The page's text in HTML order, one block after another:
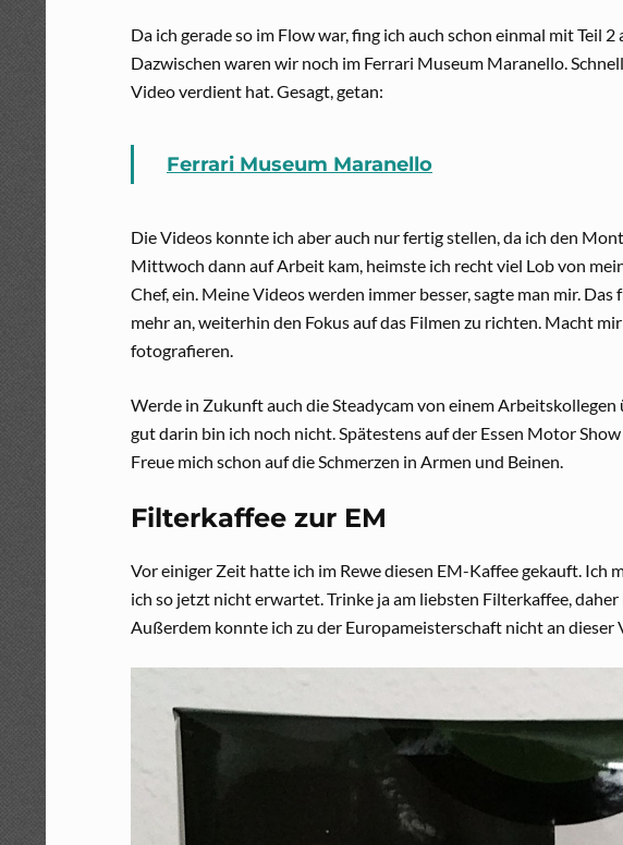
Da ich gerade so im Flow war, fing ich auch schon einmal mit Teil
Dazwischen waren wir noch im Ferrari Museum Maranello.
Video verdient hat. Gesagt, getan:
Ferrari Museum Maranello
Die Videos konnte ich aber auch nur fertig stellen, da ich den
Mittwoch dann auf Arbeit kam, heimste ich recht viel Lob von
Chef, ein. Meine Videos werden immer besser, sagte man mir.
mehr an, weiterhin den Fokus auf das Filmen zu richten. Macht
fotografieren.
Werde in Zukunft auch die Steadycam von einem
gut darin bin ich noch nicht. Spätestens auf der Essen Motor
Freue mich schon auf die Schmerzen in Armen und Beinen.
Filterkaffee zur EM
Vor einiger Zeit hatte ich im Rewe diesen EM-Kaffee gekauft. Ich
ich so jetzt nicht erwartet. Trinke ja am liebsten Filterkaffee,
Außerdem konnte ich zu der Europameisterschaft nicht an dieser